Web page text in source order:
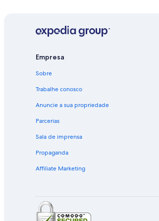
Empresa
Sobre
Trabalhe conosco
Anuncie a sua propriedade
Parcerias
Sala de imprensa
Propaganda
Affiliate Marketing